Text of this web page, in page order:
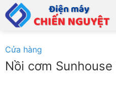
Skip
to
Cửa hàng
Nồi cơm